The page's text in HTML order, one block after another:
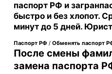
паспорт РФ и
быстро и без хлопот.
минут до 5 дней.
Паспорт РФ / Обменять паспорт
После смены
замена паспорта